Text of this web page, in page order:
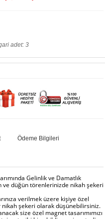
adet: 3
Ödeme Bilgileri
Gelinlik ve Damatlık
düğün törenlerinizde nikah şekeri
verilmek üzere kişiye özel
şekeri olarak düşünebilirsiniz.
size özel magnet tasarımımızı